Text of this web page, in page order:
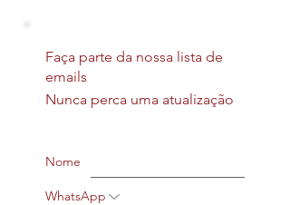
Faça parte da nossa lista de
emails
Nunca perca uma atualização
Nome
WhatsApp